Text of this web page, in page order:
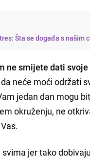
Šta se događa s našim
ne smijete dati
neće moći održati
jedan dan mogu
okruženju, ne
jer tako